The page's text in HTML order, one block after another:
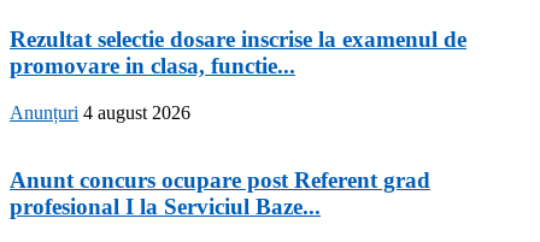
Rezultat selectie dosare inscrise la examenul de
promovare in clasa, functie...
Anunțuri 4 august 2026
Anunt concurs ocupare post Referent grad
profesional I la Serviciul Baze...